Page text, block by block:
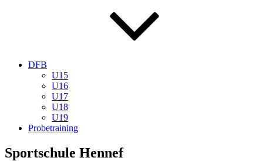
DFB
U15
U16
U17
U18
U19
Probetraining
Sportschule Hennef